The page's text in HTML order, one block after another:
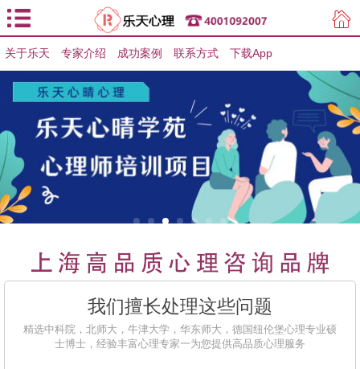
用户登录 用户注册
关于乐天 专家介绍 成功案例 联系方式 下载App
我们擅长处理这些问题
精选中科院，北师大，牛津大学，华东师大，德国纽伦堡心理专业硕
士博士，经验丰富心理专家一为您提供高品质心理服务